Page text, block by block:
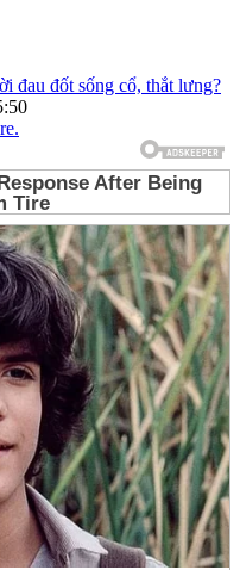
đau đốt sống cổ, thắt lưng?